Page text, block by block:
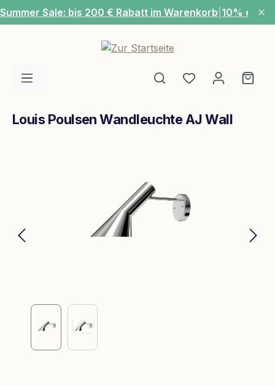
Zum Hauptinhalt springen
Summer Sale: bis 200 € Rabatt im Warenkorb 10% extra
Du hast 0
Louis Poulsen Wandleuchte AJ Wall